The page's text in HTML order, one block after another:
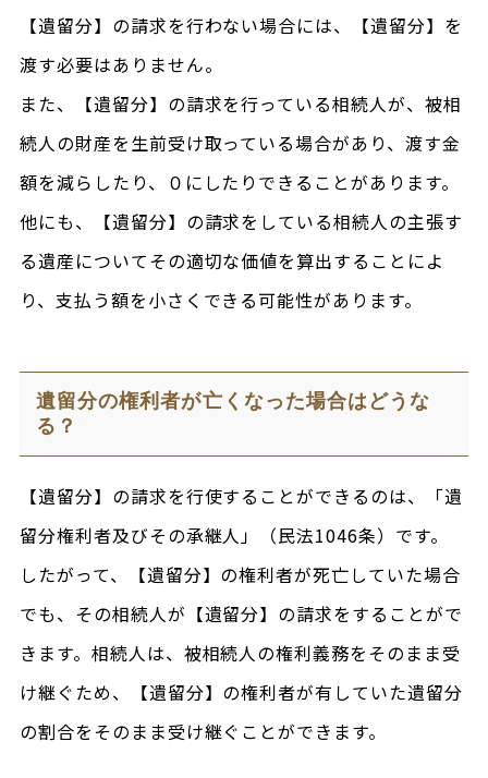
【遺留分】の請求を行わない場合には、【遺留分】を
渡す必要はありません。
また、【遺留分】の請求を行っている相続人が、被相
続人の財産を生前受け取っている場合があり、渡す金
額を減らしたり、０にしたりできることがあります。
他にも、【遺留分】の請求をしている相続人の主張す
る遺産についてその適切な価値を算出することによ
り、支払う額を小さくできる可能性があります。
遺留分の権利者が亡くなった場合はどうな
る？
【遺留分】の請求を行使することができるのは、「遺
留分権利者及びその承継人」（民法1046条）です。
したがって、【遺留分】の権利者が死亡していた場合
でも、その相続人が【遺留分】の請求をすることがで
きます。相続人は、被相続人の権利義務をそのまま受
け継ぐため、【遺留分】の権利者が有していた遺留分
の割合をそのまま受け継ぐことができます。